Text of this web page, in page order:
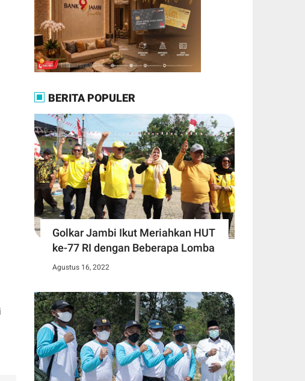
BERITA POPULER
Golkar Jambi Ikut Meriahkan HUT
ke-77 RI dengan Beberapa Lomba
Agustus 16, 2022